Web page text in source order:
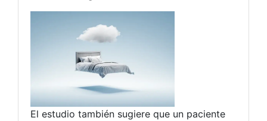
El estudio también sugiere que un paciente